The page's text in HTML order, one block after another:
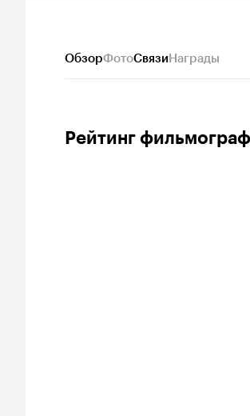
ОбзорФотоСвязиНаграды
Рейтинг